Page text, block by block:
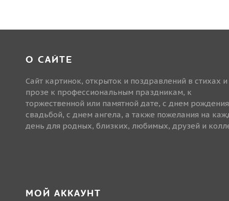
О САЙТЕ
Сайт картинок, открыток и поздравлений в стихах и
прозе к профессиональным праздникам, к
торжественной или памятной дате, с днем
свадьбой, с днем ангела, а также пожелания на
день для родных, близких, любимых, друзей и
МОЙ АККАУНТ